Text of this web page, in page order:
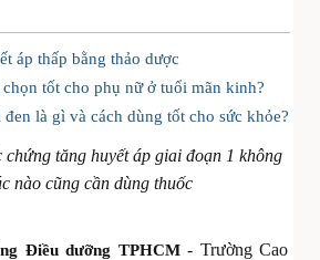
áp thấp bằng thảo dược
tốt cho phụ nữ ở tuổi mãn kinh?
là gì và cách dùng tốt cho sức khỏe?
tăng huyết áp giai đoạn 1 không
nào cũng cần dùng thuốc
Điều dưỡng TPHCM- Trường Cao